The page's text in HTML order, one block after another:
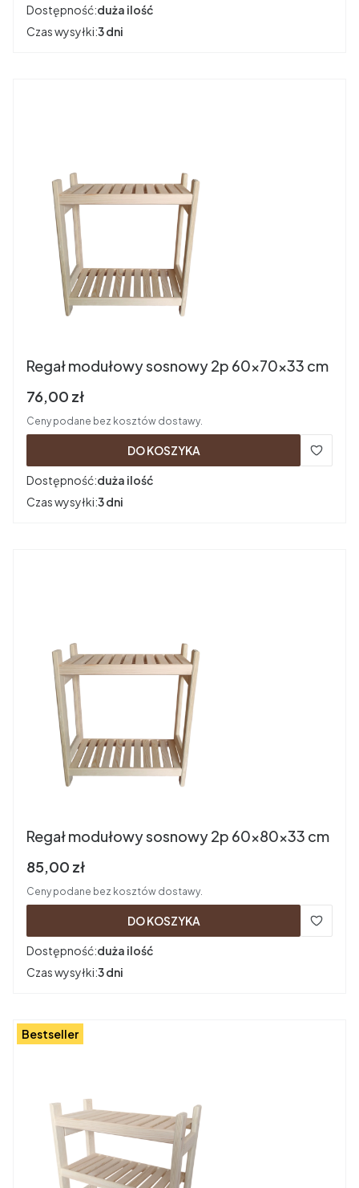
Dostępność:duża ilość
Czas wysyłki:3 dni
Regał modułowy sosnowy 2p 60x70x33 cm
Cena brutto
76,00 zł
Ceny podane bez kosztów dostawy.
DO KOSZYKA
Dostępność:duża ilość
Czas wysyłki:3 dni
Regał modułowy sosnowy 2p 60x80x33 cm
Cena brutto
85,00 zł
Ceny podane bez kosztów dostawy.
DO KOSZYKA
Dostępność:duża ilość
Czas wysyłki:3 dni
Bestseller